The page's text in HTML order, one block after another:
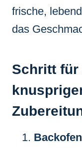
frische,
das
Schritt für